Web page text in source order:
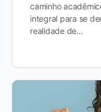
caminho
integral para se
realidade de…